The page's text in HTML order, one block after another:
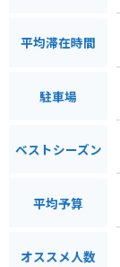
平均滞在時間
駐車場
ベストシーズン
平均予算
オススメ人数